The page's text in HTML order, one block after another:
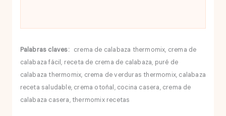
Palabras claves: crema de calabaza thermomix, crema de
calabaza fácil, receta de crema de calabaza, puré de
calabaza thermomix, crema de verduras thermomix, calabaza
receta saludable, crema otoñal, cocina casera, crema de
calabaza casera, thermomix recetas